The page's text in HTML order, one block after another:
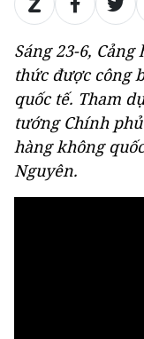
Sáng 23-6,
thức được công
quốc tế. Tham
tướng Chính
hàng không
Nguyên.